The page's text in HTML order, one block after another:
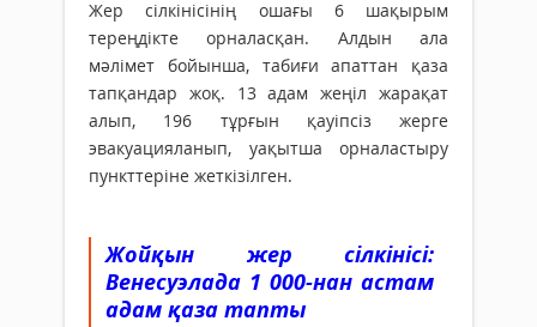
Жер сілкінісінің ошағы 6 шақырым
тереңдікте орналасқан. Алдын ала
мәлімет бойынша, табиғи апаттан қаза
тапқандар жоқ. 13 адам жеңіл жарақат
алып, 196 тұрғын қауіпсіз жерге
эвакуацияланып, уақытша орналастыру
пункттеріне жеткізілген.
Жойқын жер сілкінісі:
Венесуэлада 1 000-нан астам
адам қаза тапты